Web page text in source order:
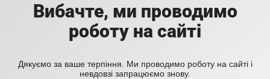
Вибачте, ми проводимо
роботу на сайті
Дякуємо за ваше терпіння. Ми проводимо роботу на сайті і
невдовзі запрацюємо знову.